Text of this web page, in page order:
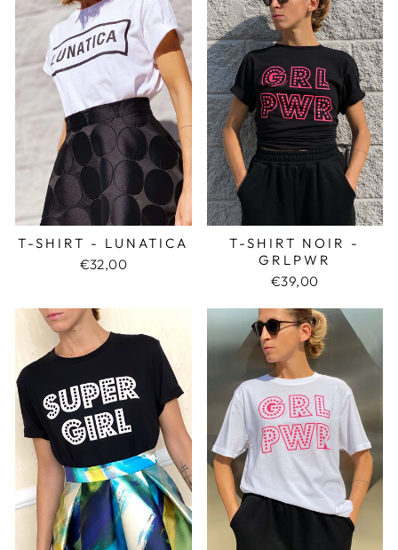
T-SHIRT - LUNATICA
€32,00
T-SHIRT NOIR -
GRLPWR
€39,00